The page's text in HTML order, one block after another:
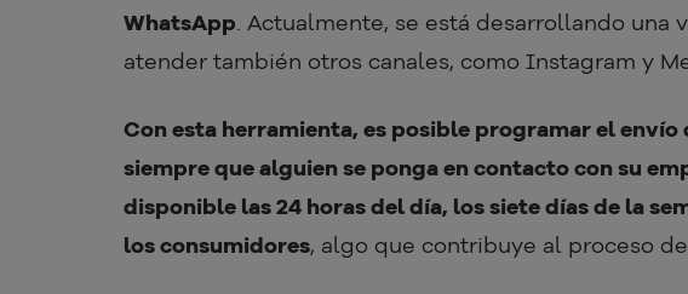
WhatsApp. Actualmente, se está desarrollando una
atender también otros canales, como Instagram y
Con esta herramienta, es posible programar el
siempre que alguien se ponga en contacto con su
disponible las 24 horas del día, los siete días de la
los consumidores, algo que contribuye al proceso